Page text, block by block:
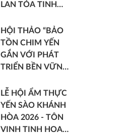
LAN TỎA TINH
HỘI THẢO “BẢO
TỒN CHIM YẾN
GẮN VỚI PHÁT
TRIỂN BỀN VỮNG
YẾN SÀO KHÁNH
HÒA”
LỄ HỘI ẨM THỰC
YẾN SÀO KHÁNH
HÒA 2026 - TÔN
VINH TINH HOA